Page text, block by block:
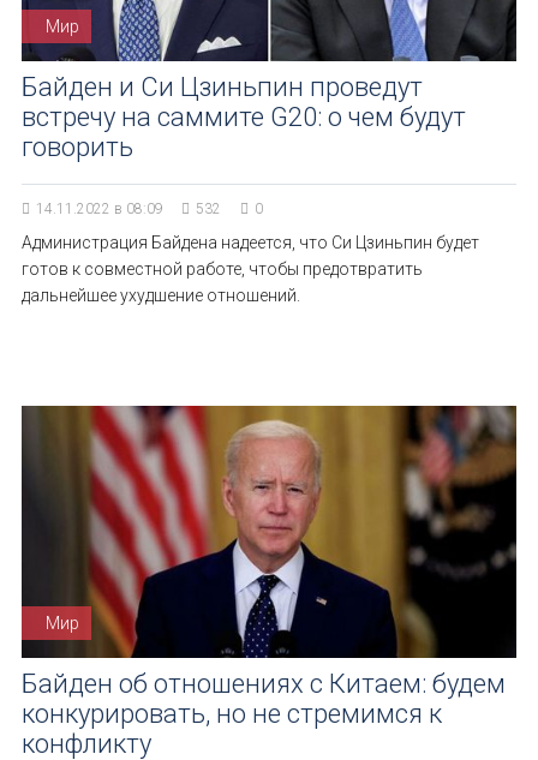
Мир
Байден и Си Цзиньпин проведут
встречу на саммите G20: о чем будут
говорить
14.11.2022 в 08:09 532 0
Администрация Байдена надеется, что Си Цзиньпин будет
готов к совместной работе, чтобы предотвратить
дальнейшее ухудшение отношений.
Мир
Байден об отношениях с Китаем: будем
конкурировать, но не стремимся к
конфликту